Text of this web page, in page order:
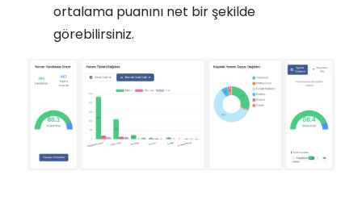
ortalama puanını net bir şekilde
görebilirsiniz.